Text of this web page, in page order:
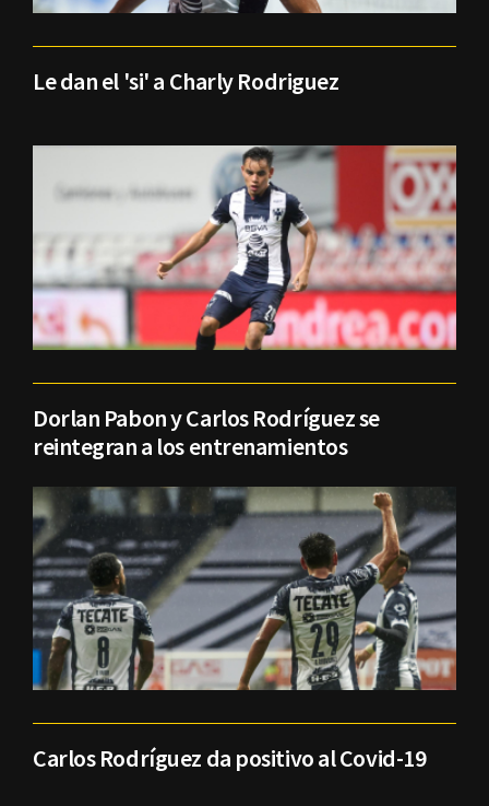
Le dan el 'si' a Charly Rodriguez
Dorlan Pabon y Carlos Rodríguez se
reintegran a los entrenamientos
Carlos Rodríguez da positivo al Covid-19